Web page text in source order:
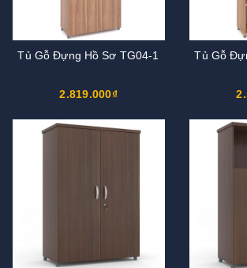
Tủ Gỗ Đựng Hồ Sơ TG04-1
2.819.000₫
Tủ Gỗ